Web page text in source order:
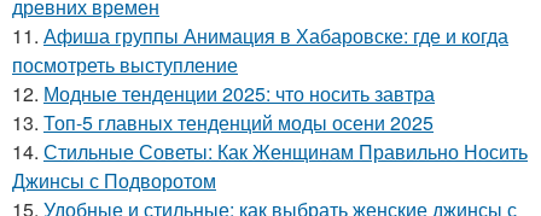
древних времен
11. Афиша группы Анимация в Хабаровске: где и когда
посмотреть выступление
12. Модные тенденции 2025: что носить завтра
13. Топ-5 главных тенденций моды осени 2025
14. Стильные Советы: Как Женщинам Правильно Носить
Джинсы с Подворотом
15. Удобные и стильные: как выбрать женские джинсы с